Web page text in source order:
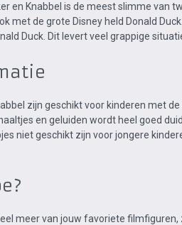
en Knabbel is de meest slimme van
met de grote Disney held Donald
Duck. Dit levert veel grappige
zijn geschikt voor kinderen met
en geluiden wordt heel goed
niet geschikt zijn voor jongere
meer van jouw favoriete